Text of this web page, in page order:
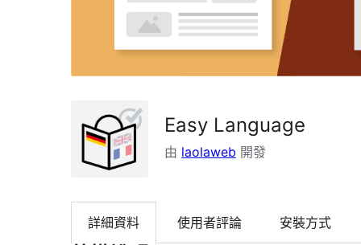
Easy Language
由 laolaweb 開發
詳細資料 使用者評論 安裝方式